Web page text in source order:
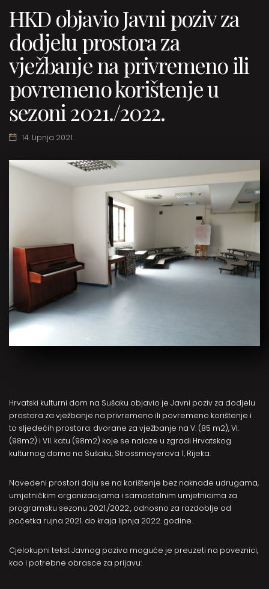
HKD objavio Javni poziv za
dodjelu prostora za
vježbanje na privremeno ili
povremeno korištenje u
sezoni 2021./2022.
14. Lipnja 2021.
Hrvatski kulturni dom na Sušaku objavio je Javni poziv za dodjelu
prostora za vježbanje na privremeno ili povremeno korištenje i
to sljedećih prostora: dvorane za vježbanje na V. (85 m2), VI.
(98m2) i VII. katu (98m2) koje se nalaze u zgradi Hrvatskog
kulturnog doma na Sušaku, Strossmayerova 1, Rijeka.
Navedeni prostori daju se na korištenje bez naknade udrugama,
umjetničkim organizacijama i samostalnim umjetnicima za
programsku sezonu 2021./2022., odnosno za razdoblje od
početka rujna 2021. do kraja lipnja 2022. godine.
Cjelokupni tekst Javnog poziva moguće je preuzeti na poveznici,
kao i potrebne obrasce za prijavu: